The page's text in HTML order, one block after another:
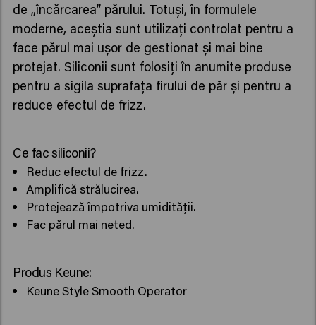
de „încărcarea” părului. Totuși, în formulele
moderne, aceștia sunt utilizați controlat pentru a
face părul mai ușor de gestionat și mai bine
protejat. Siliconii sunt folosiți în anumite produse
pentru a sigila suprafața firului de păr și pentru a
reduce efectul de frizz.
Ce fac siliconii?
Reduc efectul de frizz.
Amplifică strălucirea.
Protejează împotriva umidității.
Fac părul mai neted.
Produs Keune:
Keune Style Smooth Operator